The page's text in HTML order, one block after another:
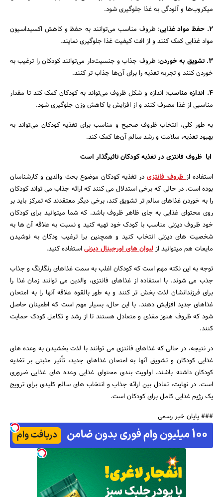
میکروب‌ها و آلودگی به غذا جلوگیری شود.
2. حفظ مواد غذایی
: ظروف مناسب می‌توانند به حفظ و کاهش اکسیداسیون
مواد غذایی کمک کنند و از افت کیفیت غذا جلوگیری نمایند.
3. تشویق به خوردن
: ظروف جذاب و جنسیت‌دار می‌توانند کودکان را ترغیب به
خوردن کنند و تجربه تغذیه را برای آن‌ها جذاب تر کنند.
4. اندازه مناسب
: اندازه و شکل ظروف می‌تواند به کودکان کمک کند تا مقدار
مناسبی از غذا مصرف کنند و از افزایش یا کاهش وزن جلوگیری شود.
به طور کلی، انتخاب ظروف صحیح و مناسب برای تغذیه کودکان می‌تواند به
بهبود تغذیه، سلامت و رشد سالم آن‌ها کمک کند.
ایا ظروف فانتزی در تغذیه کودکان تاثیرگذار است
استفاده ازظروف فانتزیدر تغذیه کودکان موضوع بحث والدین و کارشناسان
بوده است. در حالی که برخی استدلال می کنند که ارائه جذاب می تواند کودکان
را به خوردن غذاهای سالم تر تشویق کند، برخی دیگر معتقدند که تمرکز باید بر
روی محتوای غذایی به جای ظاهر ظروف باشد. که شما میتوانید برای کودکان
خود ظروف دیزنی مناسب با کودک خود تهیه کنید و نسبت به علاقه آن ها به
شخصیت های دیزنی انتخاب کنید و همچنین برا ترغیب ودکان به نوشیدن
مایعات هم میتوانید ازلیوان های اورجینال دیزنیاستفاده کنید.
توجه به این نکته مهم است که کودکان اغلب به سمت غذاهای رنگارنگ و جذاب
جذب می شوند. با استفاده از غذاهای فانتزی، والدین می توانند زمان غذا را
برای فرزندانشان لذت بخش تر کنند و به طور بالقوه علاقه آنها را به امتحان
غذاهای جدید افزایش دهند. با این حال، بسیار مهم است که اطمینان حاصل
شود که ظروف هنوز مغذی و متعادل هستند تا از رشد و تکامل کودک حمایت
کنند.
در نتیجه، در حالی که غذاهای فانتزی می توانند با لذت بخشیدن به وعده های
غذایی کودکان و تشویق آنها به امتحان غذاهای جدید، تأثیر مثبتی بر تغذیه
کودکان داشته باشند، اولویت بندی محتوای غذایی وعده های غذایی ضروری
است. در نهایت، تعادل بین ارائه جذاب و انتخاب های سالم کلیدی برای ترویج
یک رژیم غذایی کامل برای کودکان است.
### پایان خبر رسمی